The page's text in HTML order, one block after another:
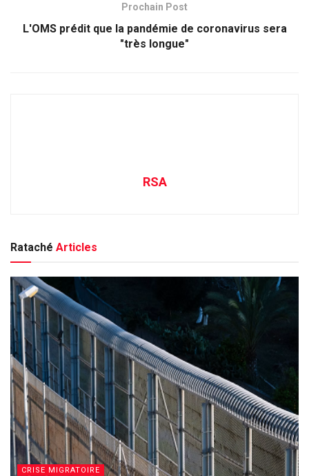
Prochain Post
L'OMS prédit que la pandémie de coronavirus sera
"très longue"
RSA
Rataché Articles
CRISE MIGRATOIRE